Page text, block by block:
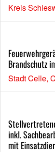
Kreis
Brandschutz
Stadt Celle,
inkl.
mit